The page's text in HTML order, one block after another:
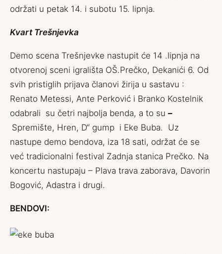
održati u petak 14. i subotu 15. lipnja.
Kvart Trešnjevka
Demo scena Trešnjevke nastupit će 14 .lipnja na
otvorenoj sceni igrališta OŠ.Prečko, Dekanići 6. Od
svih pristiglih prijava članovi žirija u sastavu :
Renato Metessi, Ante Perković i Branko Kostelnik
odabrali su četri najbolja benda, a to su –
Spremište, Hren, D“ gump i Eke Buba. Uz
nastupe demo bendova, iza 18 sati, održat će se
već tradicionalni festival Zadnja stanica Prečko. Na
koncertu nastupaju – Plava trava zaborava, Davorin
Bogović, Adastra i drugi.
BENDOVI: